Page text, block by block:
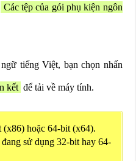
Các tệp của gói phụ kiện ngôn
tiếng Việt, bạn chọn nhấn
kết để tải về máy tính.
hoặc 64-bit (x64).
sử dụng 32-bit hay 64-